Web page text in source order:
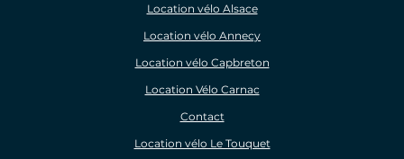
Location vélo Alsace
Location vélo Annecy
Location vélo Capbreton
Location Vélo Carnac
Contact
Location vélo Le Touquet